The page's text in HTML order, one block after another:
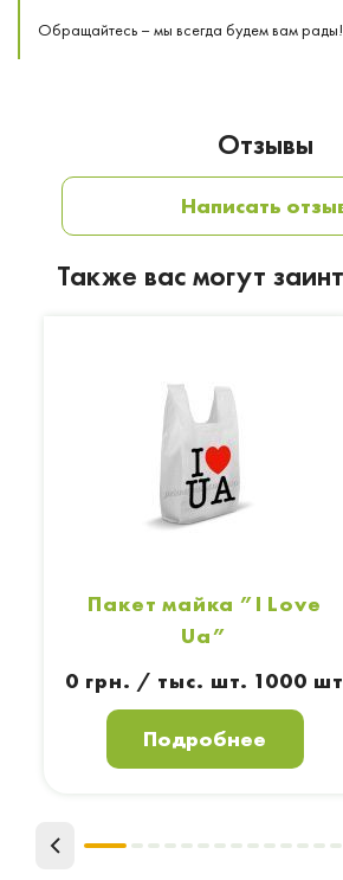
Обращайтесь – мы всегда будем вам рады!
Отзывы
Написать
Также вас могут
Пакет майка ”I Love
Ua”
0 грн. / тыс. шт. 1000 шт
Подробнее